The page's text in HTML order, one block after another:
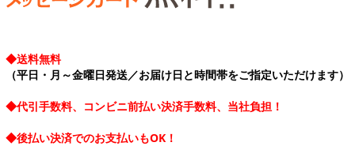
◆送料無料
（平日・月～金曜日発送／お届け日と時間帯をご指定いただけます）
◆代引手数料、コンビニ前払い決済手数料、当社負担！
◆後払い決済でのお支払いもOK！